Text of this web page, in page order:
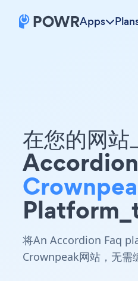
Apps
在您的网
将An Accordion Faq
Crownpeak网站，无需